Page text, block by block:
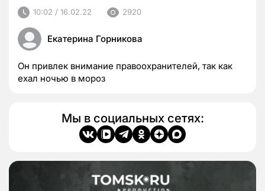
10:02 / 16.02.22 2920
Екатерина Горникова
Он привлек внимание правоохранителей, так как
ехал ночью в мороз
Мы в социальных сетях: